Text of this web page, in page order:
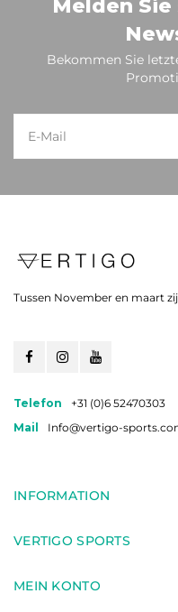
Melden
Bekommen Sie
Tussen November en maart
Telefon
+31 (0)6 52470303
Mail
Info@vertigo-
INFORMATION
VERTIGO SPORTS
MEIN KONTO